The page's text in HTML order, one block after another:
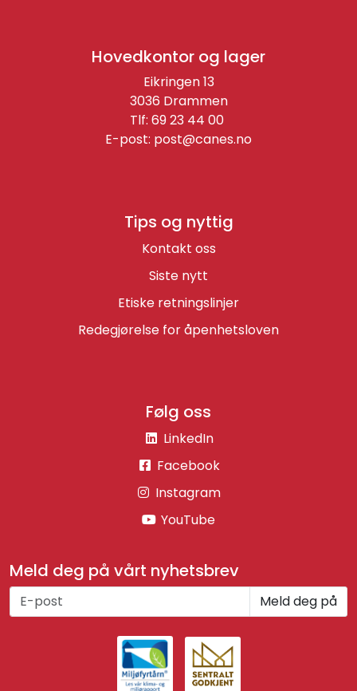
Meld deg på vårt nyhetsbrev
Meld deg på
Tips og nyttig
Kontakt oss
Siste nytt
Etiske retningslinjer
Redegjørelse for åpenhetsloven
Følg oss
LinkedIn
Facebook
Instagram
YouTube
Hovedkontor og lager
Eikringen 13
3036 Drammen
Tlf: 69 23 44 00
E-post: post@canes.no